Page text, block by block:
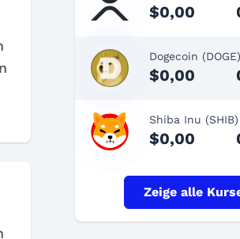
$0,00
Dogecoin (DOGE)
$0,00
Shiba Inu (SHIB)
$0,00
Zeige alle